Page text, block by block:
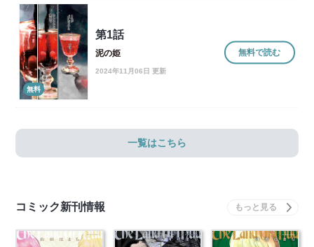
無料
第1話
泥の姫
2024年11月06日 更新
無料で読む
一覧はこちら
コミック新刊情報